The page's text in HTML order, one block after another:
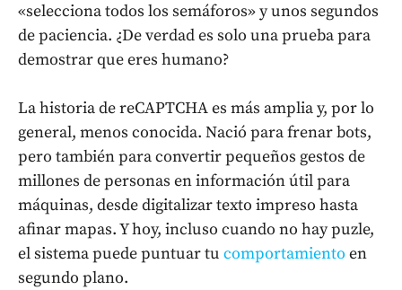
«selecciona todos los semáforos» y unos segundos
de paciencia. ¿De verdad es solo una prueba para
demostrar que eres humano?
La historia de reCAPTCHA es más amplia y, por lo
general, menos conocida. Nació para frenar bots,
pero también para convertir pequeños gestos de
millones de personas en información útil para
máquinas, desde digitalizar texto impreso hasta
afinar mapas. Y hoy, incluso cuando no hay puzle,
el sistema puede puntuar tu comportamiento en
segundo plano.